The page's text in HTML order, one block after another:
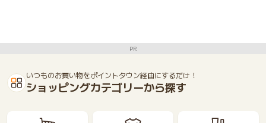
PR
いつものお買い物をポイントタウン経由にするだけ！
ショッピングカテゴリーから探す